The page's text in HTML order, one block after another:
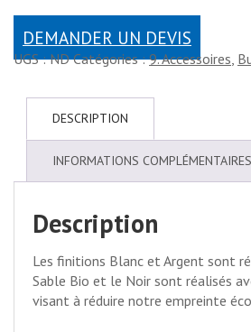
DEMANDER UN DEVIS
UGS :ND Catégories :9. Accessoires,
DESCRIPTION
INFORMATIONS COMPLÉMENTAIRES
Description
Les finitions Blanc et Argent sont
Sable Bio et le Noir sont réalisés
visant à réduire notre empreinte